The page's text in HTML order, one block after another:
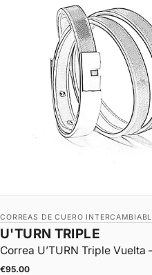
CORREAS DE CUERO
Correa U’TURN Triple Vuelta
U'TURN TRIPLE
Precio de oferta
€95.00